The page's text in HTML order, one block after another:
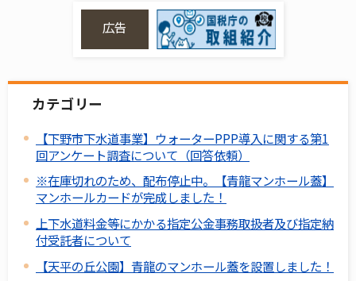
広告
カテゴリー
【下野市下水道事業】ウォーターPPP導入に関する第1
回アンケート調査について（回答依頼）
※在庫切れのため、配布停止中。【青龍マンホール蓋】
マンホールカードが完成しました！
上下水道料金等にかかる指定公金事務取扱者及び指定納
付受託者について
【天平の丘公園】青龍のマンホール蓋を設置しました！